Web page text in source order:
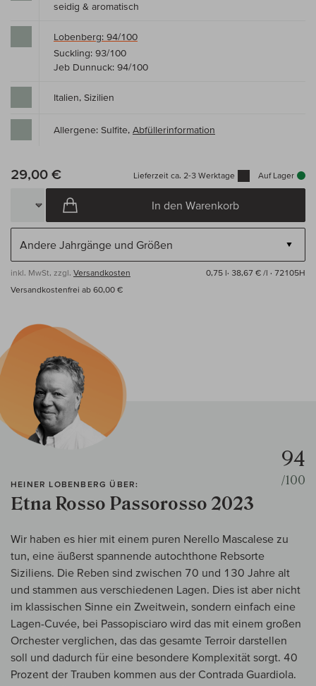
seidig & aromatisch
Lobenberg: 94/100
Suckling: 93/100
Jeb Dunnuck: 94/100
Italien, Sizilien
Allergene: Sulfite, Abfüllerinformation
29,00 € Lieferzeit ca. 2-3 Werktage Auf Lager
In den Warenkorb
inkl. MwSt, zzgl. Versandkosten 0,75 l· 38,67 € /l · 72105H
Versandkostenfrei ab 60,00 €
HEINER LOBENBERG ÜBER:
Etna Rosso Passorosso 2023
94
/100
Wir haben es hier mit einem puren Nerello Mascalese zu
tun, eine äußerst spannende autochthone Rebsorte
Siziliens. Die Reben sind zwischen 70 und 130 Jahre alt
und stammen aus verschiedenen Lagen. Dies ist aber nicht
im klassischen Sinne ein Zweitwein, sondern einfach eine
Lagen-Cuvée, bei Passopisciaro wird das mit einem großen
Orchester verglichen, das das gesamte Terroir darstellen
soll und dadurch für eine besondere Komplexität sorgt. 40
Prozent der Trauben kommen aus der Contrada Guardiola.